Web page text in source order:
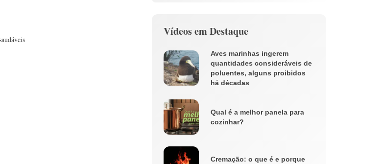
Vídeos em Destaque
Aves marinhas ingerem
quantidades consideráveis de
poluentes, alguns proibidos
há décadas
Qual é a melhor panela para
cozinhar?
Cremação: o que é e porque